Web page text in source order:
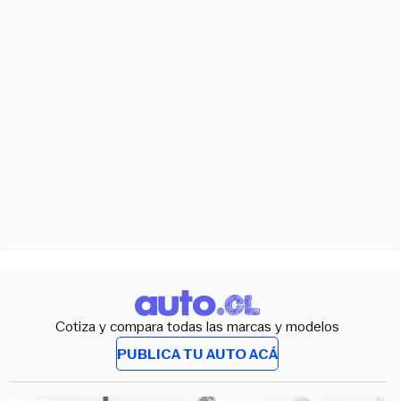
Cotiza y compara todas las marcas y modelos
PUBLICA TU AUTO ACÁ